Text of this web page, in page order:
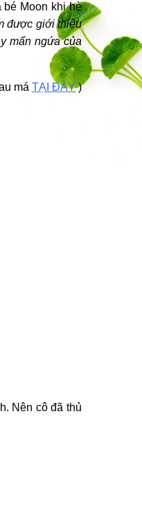
bé Moon khi hè
được giới thiệu
mẩn ngứa của
má TẠI ĐÂY)
Nên cô đã thủ